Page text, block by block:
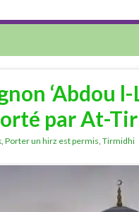
‘Abdou
par At-
, Porter un hirz est permis, Tirmidhi